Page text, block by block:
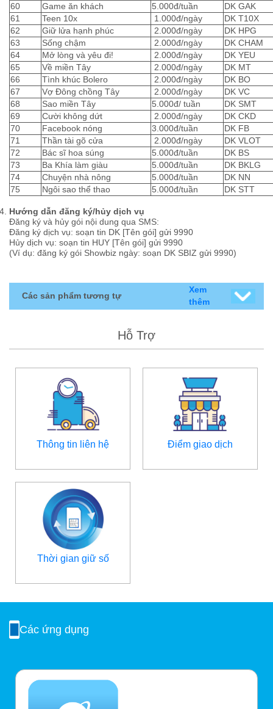
60
Game ăn khách 5.000đ/tuần
DK GAK
61
Teen 10x 1.000đ/ngày
DK T10X
62
Giữ lửa hạnh phúc 2.000đ/ngày
DK HPG
63
Sống chậm 2.000đ/ngày
DK CHAM
64
Mở lòng và yêu đi! 2.000đ/ngày
DK YEU
65
Về miền Tây 2.000đ/ngày
DK MT
66
Tình khúc Bolero 2.000đ/ngày
DK BO
67
Vợ Đông chồng Tây 2.000đ/ngày
DK VC
68
Sao miền Tây 5.000đ/ tuần
DK SMT
69
Cười không dứt 2.000đ/ngày
DK CKD
70
Facebook nóng 3.000đ/tuần
DK FB
71
Thần tài gõ cửa 2.000đ/ngày
DK VLOT
72
Bác sĩ hoa súng 5.000đ/tuần
DK BS
73
Ba Khía làm giàu 5.000đ/tuần
DK BKLG
74
Chuyện nhà nông 5.000đ/tuần
DK NN
75
Ngôi sao thể thao 5.000đ/tuần DK STT
Hướng dẫn đăng ký/hủy dịch vụ
Đăng ký và hủy gói nội dung qua SMS:
Đăng ký dịch vụ: soạn tin DK [Tên gói] gửi 9990
Hủy dịch vụ: soạn tin HUY [Tên gói] gửi 9990
(Ví dụ: đăng ký gói Showbiz ngày: soạn DK SBIZ gửi 9990)
Các sản phẩm tương tự
Xem
thêm
Hỗ Trợ
Thông tin liên hệ Điểm giao dịch
Thời gian giữ số
Các ứng dụng